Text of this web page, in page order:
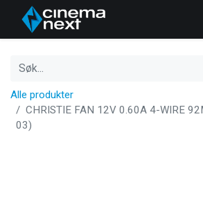
Alle produkter
CHRISTIE FAN 12V 0.60A 4-WIRE
03)